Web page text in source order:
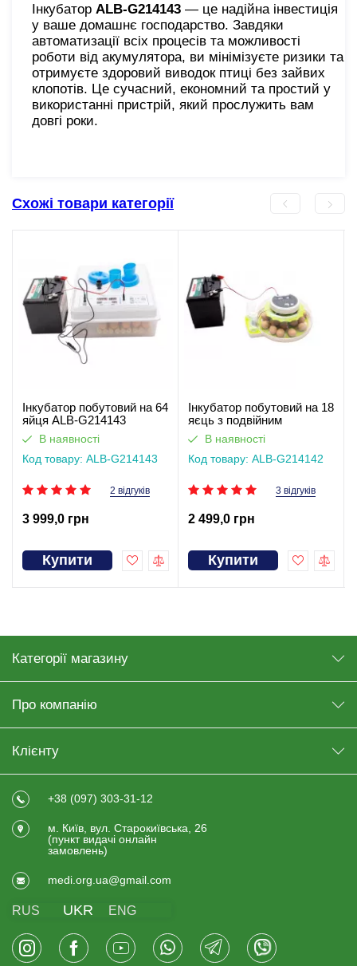
Інкубатор ALB-G214143 — це надійна інвестиція
у ваше домашнє господарство. Завдяки
автоматизації всіх процесів та можливості
роботи від акумулятора, ви мінімізуєте ризики та
отримуєте здоровий виводок птиці без зайвих
клопотів. Це сучасний, економний та простий у
використанні пристрій, який прослужить вам
довгі роки.
Схожі товари категорії
Інкубатор побутовий на 64
яйця ALB-G214143
В наявності
Код товару: ALB-G214143
2 відгуків
3 999,0 грн
Купити
Інкубатор побутовий на 18
яєць з подвійним
живленням ALB-G214142
В наявності
Код товару: ALB-G214142
3 відгуків
2 499,0 грн
Купити
Категорії магазину
Про компанію
Клієнту
+38 (097) 303-31-12
м. Київ, вул. Старокиївська, 26
(пункт видачi онлайн
замовлень)
medi.org.ua@gmail.com
RUS UKR ENG